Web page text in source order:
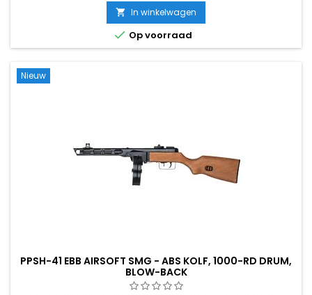
skeletkolf, 380 FPS / 116 m/s, semi- en volautomatisch, 50-
schots metalen magazijn. Batterij (1600 mAh) en oplader
inbegrepen –...
 In winkelwagen
 Op voorraad
Nieuw
PPSH-41 EBB AIRSOFT SMG - ABS KOLF, 1000-RD DRUM,
BLOW-BACK